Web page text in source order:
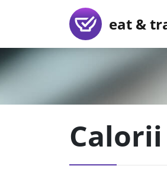
eat &